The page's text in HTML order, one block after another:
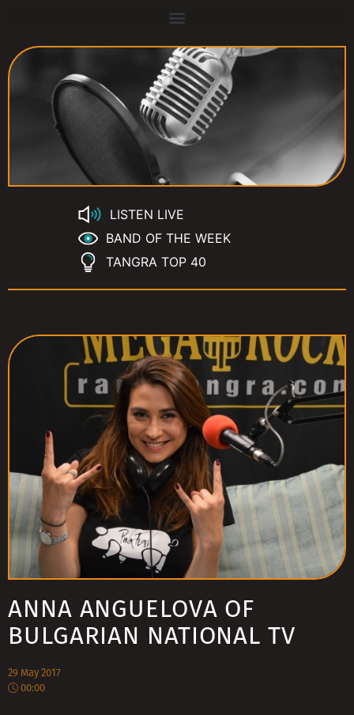
LISTEN LIVE
BAND OF THE WEEK
TANGRA TOP 40
ANNA ANGUELOVA OF
BULGARIAN NATIONAL TV
29 May 2017
00:00